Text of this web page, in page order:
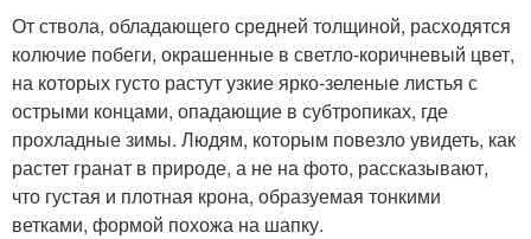
От ствола, обладающего средней толщиной, расходятся
колючие побеги, окрашенные в светло-коричневый цвет,
на которых густо растут узкие ярко-зеленые листья с
острыми концами, опадающие в субтропиках, где
прохладные зимы. Людям, которым повезло увидеть, как
растет гранат в природе, а не на фото, рассказывают,
что густая и плотная крона, образуемая тонкими
ветками, формой похожа на шапку.